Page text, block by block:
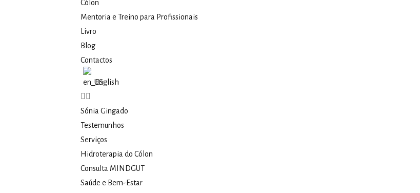
Cólon
Mentoria e Treino para Profissionais
Livro
Blog
Contactos
English
Sónia Gingado
Testemunhos
Serviços
Hidroterapia do Cólon​
Consulta MINDGUT
Saúde e Bem-Estar